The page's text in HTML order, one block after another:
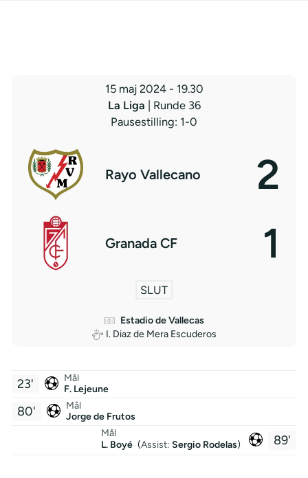
15 maj 2024 - 19.30
La Liga
| Runde 36
Pausestilling: 1-0
Rayo Vallecano 2
Granada CF 1
SLUT
Estadio de Vallecas
I. Diaz de Mera Escuderos
Mål
F. Lejeune
23'
Mål
Jorge de Frutos
80'
89'
Mål
L. Boyé (Assist: Sergio Rodelas)